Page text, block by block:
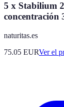
5 x Stabilium
concentración
naturitas.es
75.05 EURVer el